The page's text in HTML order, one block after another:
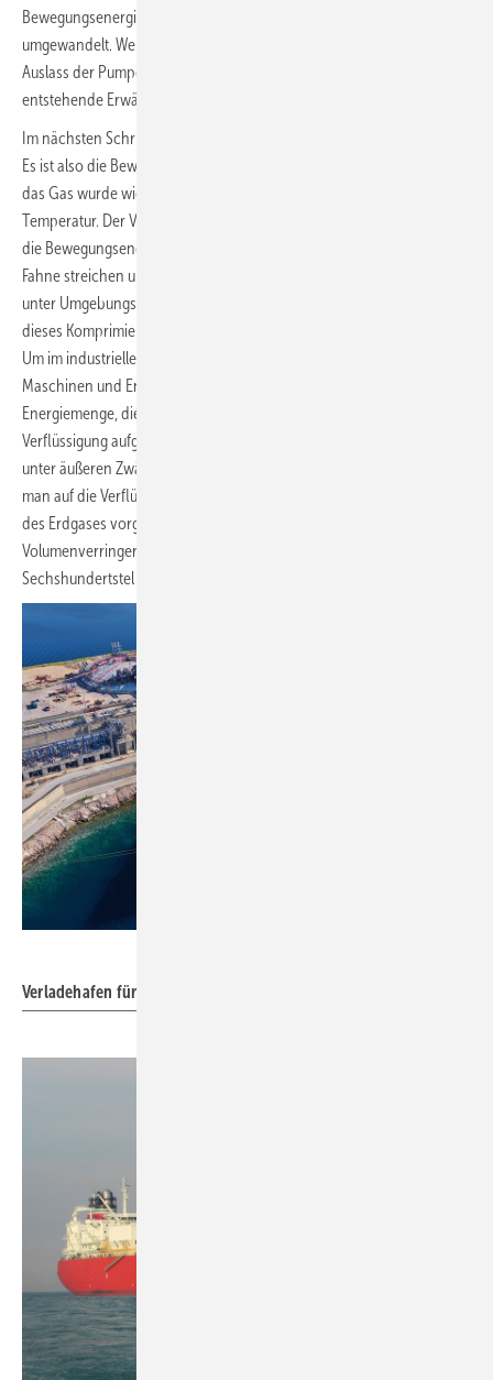
Bewegungsenergie der Gasteilchen wird in Wärmeenergie
umgewandelt. Wer eine schlichte Fahrradpumpe bedient und den
Auslass der Pumpe mit dem Daumen verschließt, der spürt die dabei
entstehende Erwärmung.
Im nächsten Schritt wird das Gas abgekühlt und ein wenig entspannt.
Es ist also die Bewegungsenergie der Teilchen entzogen worden und
das Gas wurde wieder leicht entspannt. Bei diesem Vorgang sinkt die
Temperatur. Der Vorgang wird beim Erdgas so lange wiederholt, bis
die Bewegungsenergie der Gasteilchen so gering ist, dass diese die
Fahne streichen und sich bereitwillig verflüssigen. Dies geschieht
unter Umgebungsdruck eben erst bei minus 162 °C. Klar ist, dass
dieses Komprimieren nicht mit einem Haushaltsfön von statten geht.
Um im industriellen Maßstab Erdgas zu verflüssigen, sind ungeheure
Maschinen und Energiemengen notwendig. Etwa ein Drittel der
Energiemenge, die in dem flüssigen Erdgas steckt, wird zur
Verflüssigung aufgewandt. Und dies ist der Knackpunkt, warum nur
unter äußeren Zwängen so verfahren wird. Wenn möglich verzichtet
man auf die Verflüssigung. Erst wenn beispielsweise ein Seetransport
des Erdgases vorgesehen ist, wird verflüssigt. Dann spielt die
Volumenverringerung beim Übergang von gasförmig zu flüssig auf ein
Sechshundertstel (1/600) die Vorteile aus.
Verladehafen für LNG